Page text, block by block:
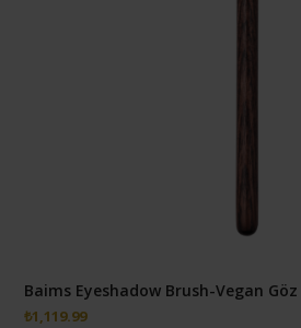
Baims Eyeshadow Brush-Vegan Göz
₺1,119.99